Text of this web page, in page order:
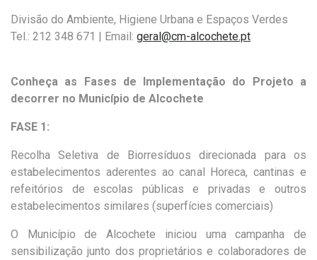
Divisão do Ambiente, Higiene Urbana e Espaços Verdes
Tel.: 212 348 671 | Email: geral@cm-alcochete.pt
Conheça as Fases de Implementação do Projeto a
decorrer no Município de Alcochete
FASE 1:
Recolha Seletiva de Biorresíduos direcionada para os
estabelecimentos aderentes ao canal Horeca, cantinas e
refeitórios de escolas públicas e privadas e outros
estabelecimentos similares (superfícies comerciais)
O Município de Alcochete iniciou uma campanha de
sensibilização junto dos proprietários e colaboradores de